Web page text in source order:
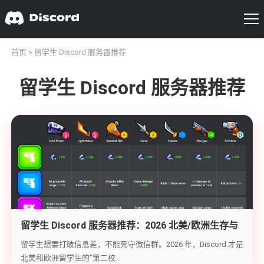
首页 > 留学生 Discord 服务器推荐
留学生 Discord 服务器推荐
留学生 Discord 服务器推荐：2026 北美/欧洲生存与
搞钱进阶指南
留学生想要打破信息差，不能死守微信群。2026 年，Discord 才是
北美和欧洲留学生的“第二校...